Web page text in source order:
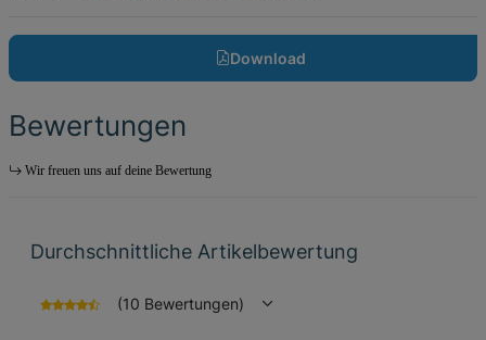
Download
Bewertungen
Wir freuen uns auf deine Bewertung
Durchschnittliche Artikelbewertung
(10 Bewertungen)